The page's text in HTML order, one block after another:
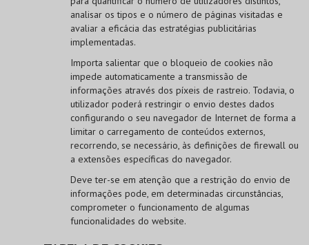
analisar os tipos e o número de páginas visitadas e
avaliar a eficácia das estratégias publicitárias
implementadas.
Importa salientar que o bloqueio de cookies não
impede automaticamente a transmissão de
informações através dos píxeis de rastreio. Todavia, o
utilizador poderá restringir o envio destes dados
configurando o seu navegador de Internet de forma a
limitar o carregamento de conteúdos externos,
recorrendo, se necessário, às definições de firewall ou
a extensões específicas do navegador.
Deve ter-se em atenção que a restrição do envio de
informações pode, em determinadas circunstâncias,
comprometer o funcionamento de algumas
funcionalidades do website.